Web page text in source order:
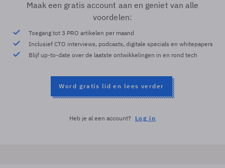
Maak een gratis account aan en geniet van alle
voordelen:
Toegang tot 3 PRO artikelen per maand
Inclusief CTO interviews, podcasts, digitale specials en whitepapers
Blijf up-to-date over de laatste ontwikkelingen in en rond tech
Word gratis lid en lees verder
Heb je al een account? Log in